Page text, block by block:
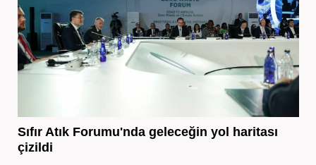
Sıfır Atık Forumu'nda geleceğin yol haritası
çizildi